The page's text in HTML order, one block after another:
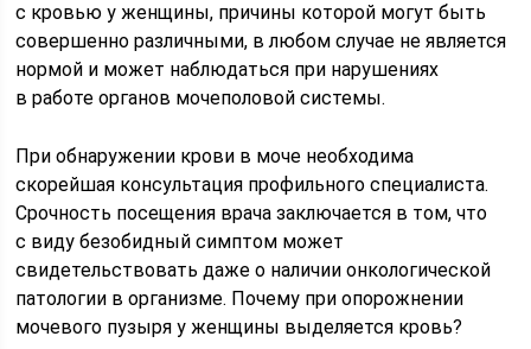
с кровью у женщины, причины которой могут быть
совершенно различными, в любом случае не является
нормой и может наблюдаться при нарушениях
в работе органов мочеполовой системы.
При обнаружении крови в моче необходима
скорейшая консультация профильного специалиста.
Срочность посещения врача заключается в том, что
с виду безобидный симптом может
свидетельствовать даже о наличии онкологической
патологии в организме. Почему при опорожнении
мочевого пузыря у женщины выделяется кровь?